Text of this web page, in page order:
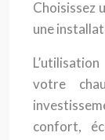
Choisissez
une
votre
confort,